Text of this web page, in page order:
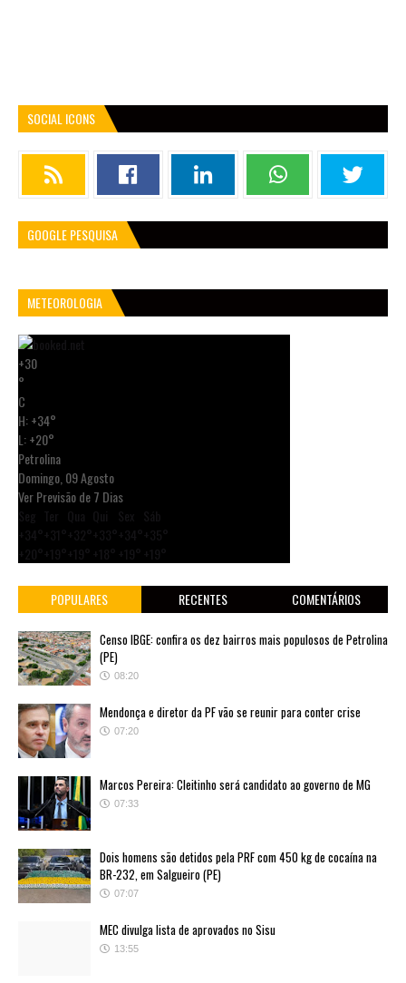
SOCIAL ICONS
GOOGLE PESQUISA
METEOROLOGIA
+30
°
C
H:+34°
L:+20°
Petrolina
Domingo, 09 Agosto
Ver Previsão de 7 Dias
POPULARES RECENTES COMENTÁRIOS
Censo IBGE: confira os dez bairros mais populosos de Petrolina
(PE)
08:20
Mendonça e diretor da PF vão se reunir para conter crise
07:20
Marcos Pereira: Cleitinho será candidato ao governo de MG
07:33
Dois homens são detidos pela PRF com 450 kg de cocaína na
BR-232, em Salgueiro (PE)
07:07
MEC divulga lista de aprovados no Sisu
13:55